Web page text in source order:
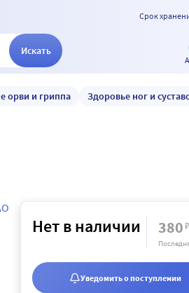
Срок
Искать
орви и гриппа Здоровье ног и
Нет в наличии 380₽
Уведомить о поступлении